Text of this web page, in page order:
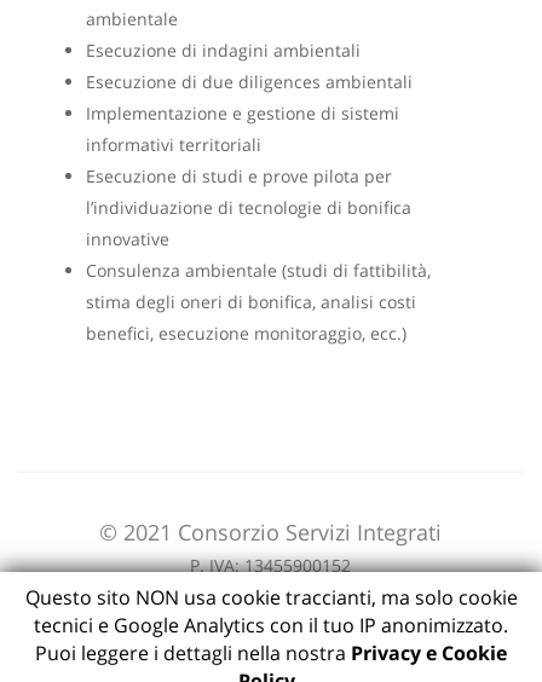
ambientale
Esecuzione di indagini ambientali
Esecuzione di due diligences ambientali
Implementazione e gestione di sistemi
informativi territoriali
Esecuzione di studi e prove pilota per
l’individuazione di tecnologie di bonifica
innovative
Consulenza ambientale (studi di fattibilità,
stima degli oneri di bonifica, analisi costi
benefici, esecuzione monitoraggio, ecc.)
© 2021 Consorzio Servizi Integrati
P. IVA: 13455900152
Questo sito NON usa cookie traccianti, ma solo cookie
tecnici e Google Analytics con il tuo IP anonimizzato.
Puoi leggere i dettagli nella nostra Privacy e Cookie